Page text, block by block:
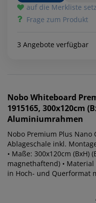
auf die Merkliste
Frage zum Produkt
3 Angebote verfügbar
Nobo Whiteboard
1915165, 300x120cm
Aluminiumrahmen
Nobo Premium Plus Nano
Ablageschale inkl.
• Maße: 300x120cm (BxH)
magnethaftend) •
in Hoch- und Querformat